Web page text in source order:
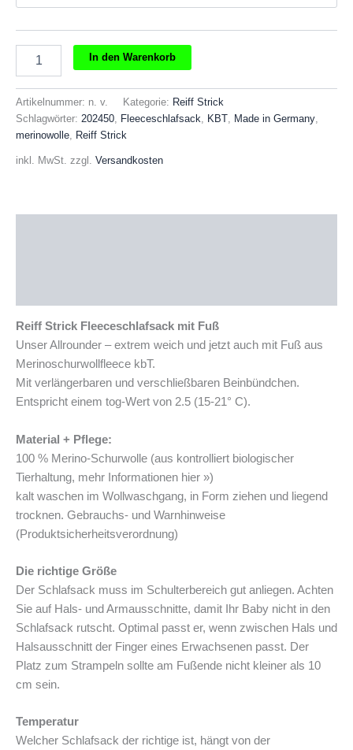
STRICK
mit
Fuß
Menge
In den Warenkorb
Artikelnummer: n. v. Kategorie: Reiff Strick
Schlagwörter: 202450, Fleeceschlafsack, KBT, Made in Germany,
merinowolle, Reiff Strick
inkl. MwSt. zzgl. Versandkosten
Reiff Strick Fleeceschlafsack mit Fuß
Unser Allrounder – extrem weich und jetzt auch mit Fuß aus
Merinoschurwollfleece kbT.
Mit verlängerbaren und verschließbaren Beinbündchen.
Entspricht einem tog-Wert von 2.5 (15-21° C).
Material + Pflege:
100 % Merino-Schurwolle (aus kontrolliert biologischer
Tierhaltung, mehr Informationen hier »)
kalt waschen im Wollwaschgang, in Form ziehen und liegend
trocknen. Gebrauchs- und Warnhinweise
(Produktsicherheitsverordnung)
Die richtige Größe
Der Schlafsack muss im Schulterbereich gut anliegen. Achten
Sie auf Hals- und Armausschnitte, damit Ihr Baby nicht in den
Schlafsack rutscht. Optimal passt er, wenn zwischen Hals und
Halsausschnitt der Finger eines Erwachsenen passt. Der
Platz zum Strampeln sollte am Fußende nicht kleiner als 10
cm sein.
Temperatur
Welcher Schlafsack der richtige ist, hängt von der